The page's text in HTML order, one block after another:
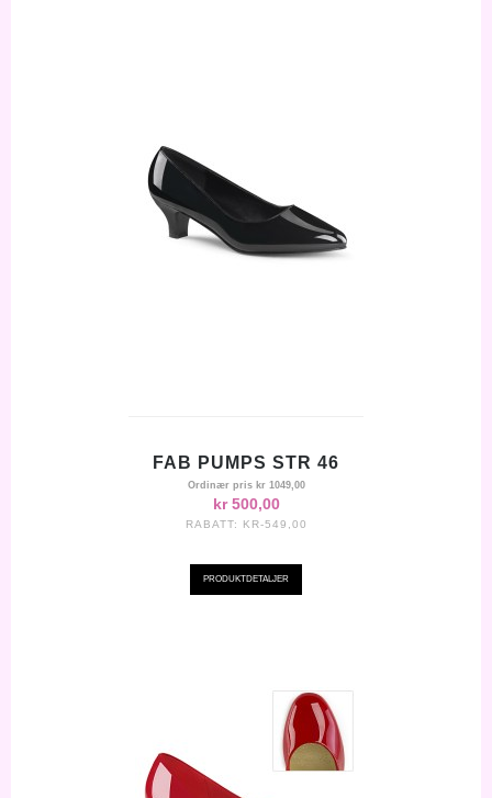
FAB PUMPS STR 46
Ordinær pris kr 1049,00
kr 500,00
RABATT: KR-549,00
PRODUKTDETALJER